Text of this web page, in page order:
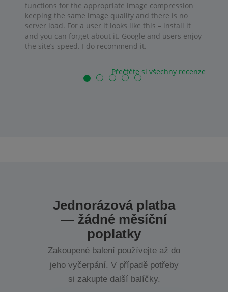
functions for the appropriate image compression
keeping the same image quality and there is no
server load. For a user it looks like this – install it
and you can forget about it. Google and users enjoy
the site’s speed. I do recommend it.
Přečtěte si všechny recenze
Jednorázová platba
— žádné měsíční
poplatky
Zakoupené balení používejte až do
jeho vyčerpání. V případě potřeby
si zakupte další balíčky.